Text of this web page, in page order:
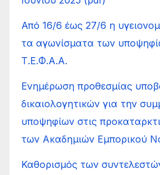
Από 16/6 έως 27/6 η
τα αγωνίσματα των
Τ.Ε.Φ.Α.Α.
Ενημέρωση προθεσμίας
δικαιολογητικών για την
υποψηφίων στις
των Ακαδημιών Εμπορικού
Καθορισμός των